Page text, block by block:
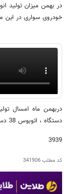
خودروی سواری در این ماه بالغ بر 68 هزارو
دستگاه ، اتوبوس 38 دستگاه و مینی بوس 11 دستگاه تولید شده است.
3939
کد مطلب341906